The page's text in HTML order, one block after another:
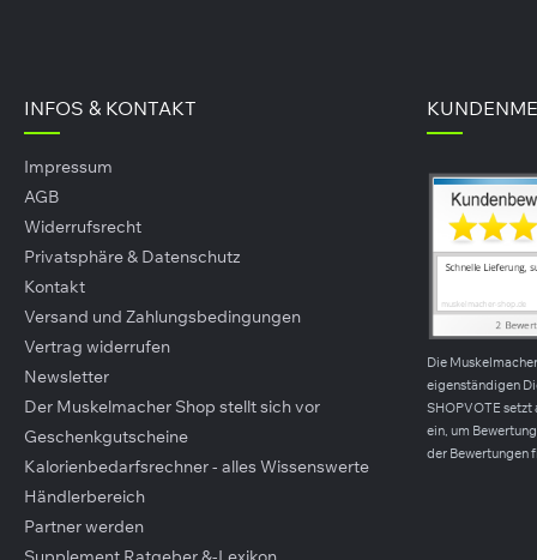
Polyole
Inhaltsstoffe
Pistachio
mit Süßungsmittel (Süßungsmittel
INFOS & KONTAKT
Impressum
AGB
Widerrufsrecht
Privatsphäre & Datenschutz
Kontakt
Versand und Zahlungsbedingungen
Vertrag widerrufen
Newsletter
Der Muskelmacher Shop stellt sich vor
Geschenkgutscheine
Kalorienbedarfsrechner - alles Wissenswerte
Händlerbereich
Partner werden
Die
eigenständigen
SHOPVOTE
ein, um
der Bewertungen